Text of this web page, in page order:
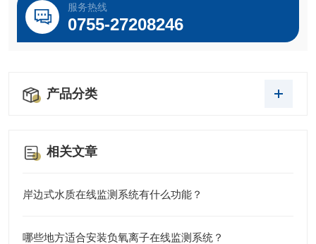
服务热线
0755-27208246
产品分类
相关文章
岸边式水质在线监测系统有什么功能？
哪些地方适合安装负氧离子在线监测系统？